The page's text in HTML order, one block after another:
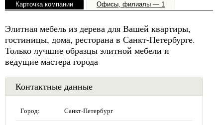
Карточка компании Офисы, филиалы — 1
Элитная мебель из дерева для Вашей квартиры,
гостиницы, дома, ресторана в Санкт-Петербурге.
Только лучшие образцы элитной мебели и
ведущие мастера города
Контактные данные
Город: Санкт-Петербург